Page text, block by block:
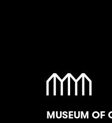
MUSEUM OF